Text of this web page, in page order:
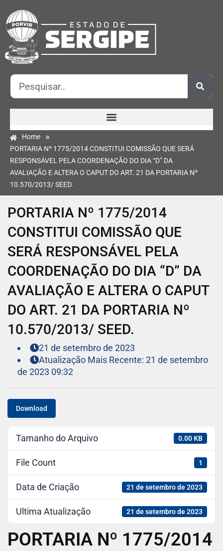
Home »
PORTARIA Nº 1775/2014 CONSTITUI COMISSÃO QUE SERÁ
RESPONSÁVEL PELA COORDENAÇÃO DO DIA “D” DA
AVALIAÇÃO E ALTERA O CAPUT DO ART. 21 DA PORTARIA Nº
10.570/2013/ SEED.
PORTARIA Nº 1775/2014
CONSTITUI COMISSÃO QUE
SERÁ RESPONSÁVEL PELA
COORDENAÇÃO DO DIA “D” DA
AVALIAÇÃO E ALTERA O CAPUT
DO ART. 21 DA PORTARIA Nº
10.570/2013/ SEED.
21 de setembro de 2023
Atualização Mais Recente: 21 de setembro
de 2023 09:32
Download
Tamanho do Arquivo 0.00 KB
File Count 1
Data de Criação 21 de setembro de 2023
Ultima Atualização 21 de setembro de 2023
PORTARIA Nº 1775/2014